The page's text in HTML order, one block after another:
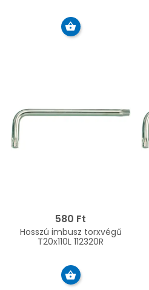
580 Ft
Hosszú imbusz torxvégű
T20x110L 112320R